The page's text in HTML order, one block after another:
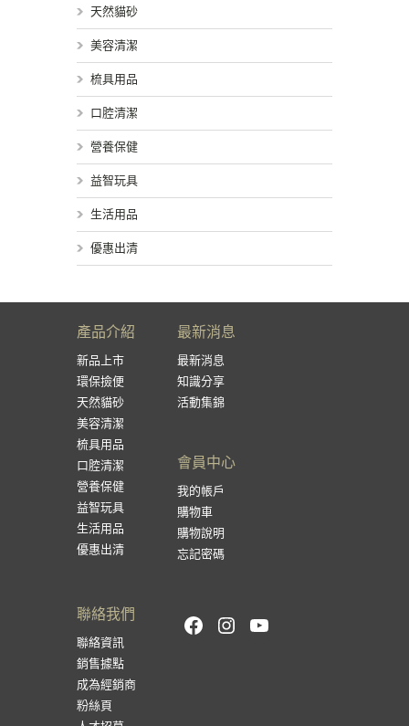
天然貓砂
美容清潔
梳具用品
口腔清潔
營養保健
益智玩具
生活用品
優惠出清
產品介紹
新品上市
環保撿便
天然貓砂
美容清潔
梳具用品
口腔清潔
營養保健
益智玩具
生活用品
優惠出清
最新消息
最新消息
知識分享
活動集錦
會員中心
我的帳戶
購物車
購物說明
忘記密碼
聯絡我們
聯絡資訊
銷售據點
成為經銷商
粉絲頁
Facebook
Instagram
YouTube